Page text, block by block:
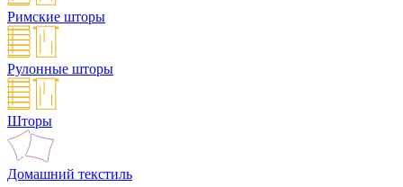
Римские шторы
Рулонные шторы
Шторы
Домашний текстиль